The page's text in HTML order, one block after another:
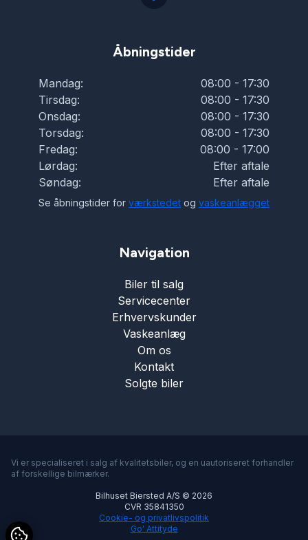
Åbningstider
Mandag:
08:00 - 17:30
Tirsdag:
08:00 - 17:30
Onsdag:
08:00 - 17:30
Torsdag:
08:00 - 17:30
Fredag:
08:00 - 17:00
Lørdag:
Efter aftale
Søndag:
Efter aftale
Se åbningstider for værkstedet og vaskeanlægget
Navigation
Biler til salg
Servicecenter
Erhvervskunder
Vaskeanlæg
Om os
Kontakt
Solgte biler
Vi er specialiseret i salg af kvalitetsbiler, og en uautoriseret forhandler
af forskellige bilmærker.
Bilhuset Biersted A/S © 2026
CVR 35841350
Cookie- og privatlivspolitik
Go' Attityde